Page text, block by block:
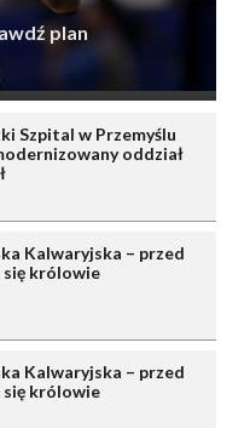
plan
Szpital w Przemyślu
oddział
Kalwaryjska – przed
królowie
Kalwaryjska – przed
królowie